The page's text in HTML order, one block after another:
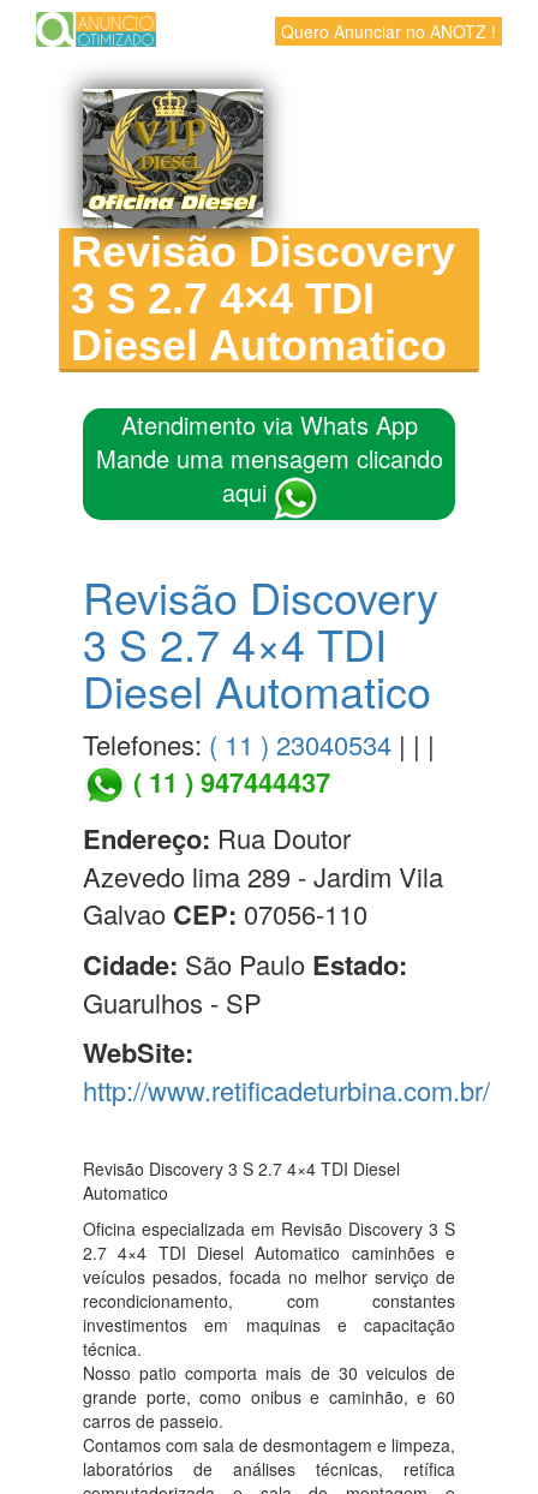
Quero Anunciar no ANOTZ !
Revisão Discovery
3 S 2.7 4×4 TDI
Diesel Automatico
Atendimento via Whats App
Mande uma mensagem clicando
aqui
Revisão Discovery
3 S 2.7 4×4 TDI
Diesel Automatico
Telefones: ( 11 ) 23040534 | | |
( 11 ) 947444437
Endereço: Rua Doutor
Azevedo lima 289 - Jardim Vila
Galvao CEP: 07056-110
Cidade: São Paulo Estado:
Guarulhos - SP
WebSite:
http://www.retificadeturbina.com.br/
Revisão Discovery 3 S 2.7 4×4 TDI Diesel
Automatico
Oficina especializada em Revisão Discovery 3 S
2.7 4×4 TDI Diesel Automatico caminhões e
veículos pesados, focada no melhor serviço de
recondicionamento, com constantes
investimentos em maquinas e capacitação
técnica.
Nosso patio comporta mais de 30 veiculos de
grande porte, como onibus e caminhão, e 60
carros de passeio.
Contamos com sala de desmontagem e limpeza,
laboratórios de análises técnicas, retífica